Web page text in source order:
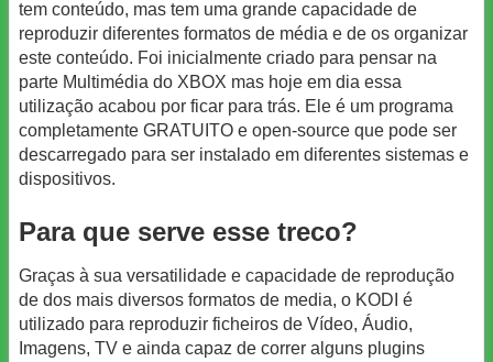
tem conteúdo, mas tem uma grande capacidade de
reproduzir diferentes formatos de média e de os organizar
este conteúdo. Foi inicialmente criado para pensar na
parte Multimédia do XBOX mas hoje em dia essa
utilização acabou por ficar para trás. Ele é um programa
completamente GRATUITO e open-source que pode ser
descarregado para ser instalado em diferentes sistemas e
dispositivos.
Para que serve esse treco?
Graças à sua versatilidade e capacidade de reprodução
de dos mais diversos formatos de media, o KODI é
utilizado para reproduzir ficheiros de Vídeo, Áudio,
Imagens, TV e ainda capaz de correr alguns plugins